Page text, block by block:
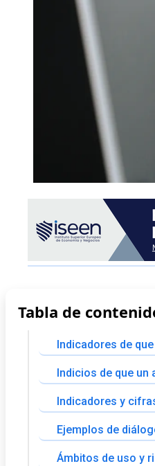
Tabla de
Indicadores de
Indicios de que
Indicadores y
Ejemplos de
Ámbitos de uso y